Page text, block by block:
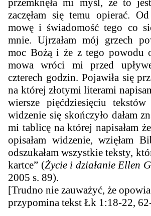
zaczęłam się temu opierać.
mowę i świadomość tego co
mnie. Ujrzałam mój grzech
moc Bożą i że z tego powodu
mowa wróci mi przed
czterech godzin. Pojawiła się
na której złotymi literami
wiersze pięćdziesięciu
widzenie się skończyło dałam
mi tablicę na której napisałam
opisałam widzenie, wzięłam
odszukałam wszystkie teksty,
kartce” (Życie i działanie Ellen
2005 s. 89).
[Trudno nie zauważyć, że
przypomina tekst Łk 1:18-22,